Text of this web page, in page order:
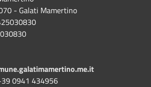
- Galati Mamertino
0941 434956